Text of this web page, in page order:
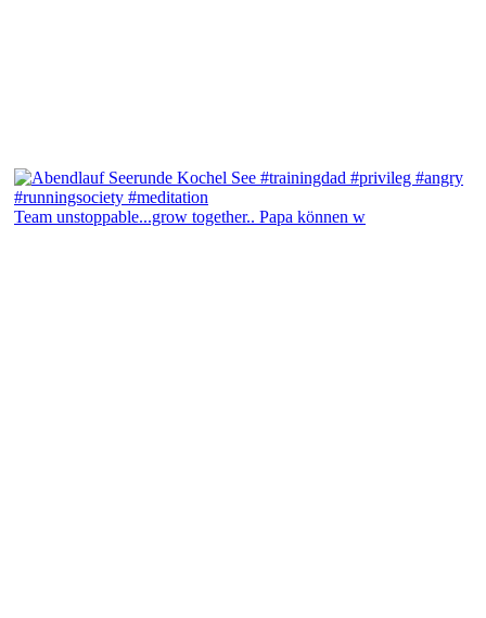
Team unstoppable...grow together.. Papa können w